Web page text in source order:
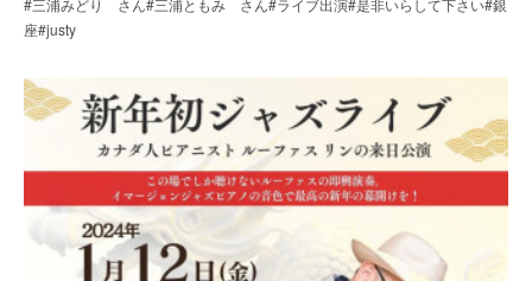
#三浦みどり さん#三浦ともみ さん#ライブ出演#是非いらして下さい#銀
座#justy